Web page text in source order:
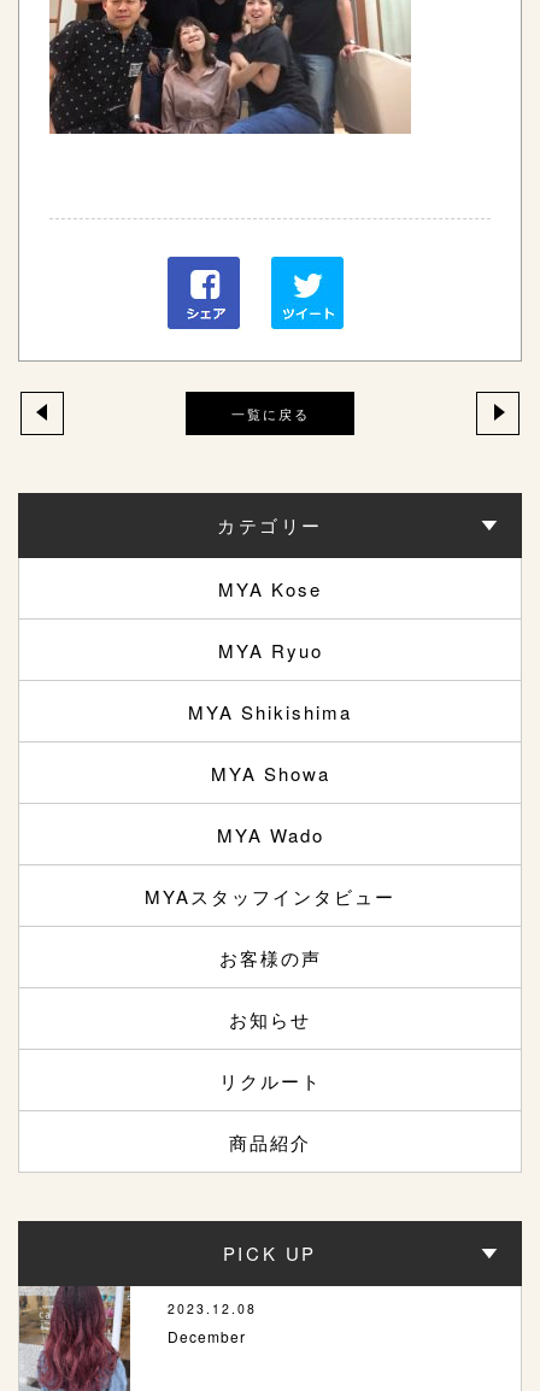
一覧に戻る
カテゴリー
MYA Kose
MYA Ryuo
MYA Shikishima
MYA Showa
MYA Wado
MYAスタッフインタビュー
お客様の声
お知らせ
リクルート
商品紹介
PICK UP
2023.12.08
December